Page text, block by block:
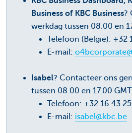
Business of KBC Business?
werkdag tussen 08.00 en
Telefoon (België): +32
E-mail:
Isabel? Contacteer ons
tussen 08.00 en 17.00
Telefoon: +32 16 43
E-mail: isabel@kbc.be